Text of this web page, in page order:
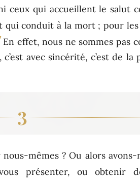
ceux qui accueillent le salut
qui conduit à la mort ; pour
En effet, nous ne sommes pas
avec sincérité, c’est de
3
mêmes ? Ou alors
présenter, ou obtenir